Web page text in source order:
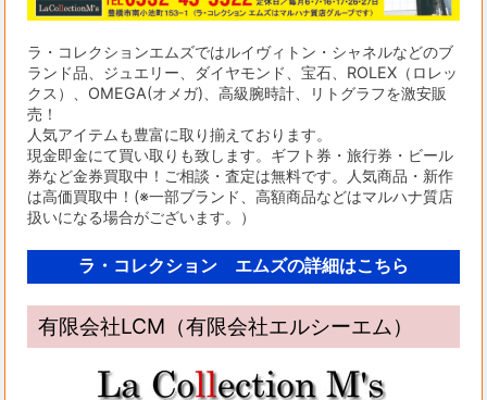
ラ・コレクションエムズではルイヴィトン・シャネルなどのブ
ランド品、ジュエリー、ダイヤモンド、宝石、ROLEX（ロレッ
クス）、OMEGA(オメガ)、高級腕時計、リトグラフを激安販
売！
人気アイテムも豊富に取り揃えております。
現金即金にて買い取りも致します。ギフト券・旅行券・ビール
券など金券買取中！ご相談・査定は無料です。人気商品・新作
は高価買取中！(※一部ブランド、高額商品などはマルハナ質店
扱いになる場合がございます。）
ラ・コレクション エムズの詳細はこちら
有限会社LCM（有限会社エルシーエム）